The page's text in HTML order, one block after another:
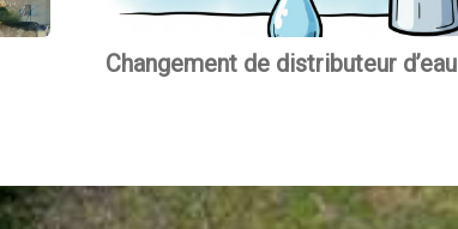
Changement de distributeur d’eau